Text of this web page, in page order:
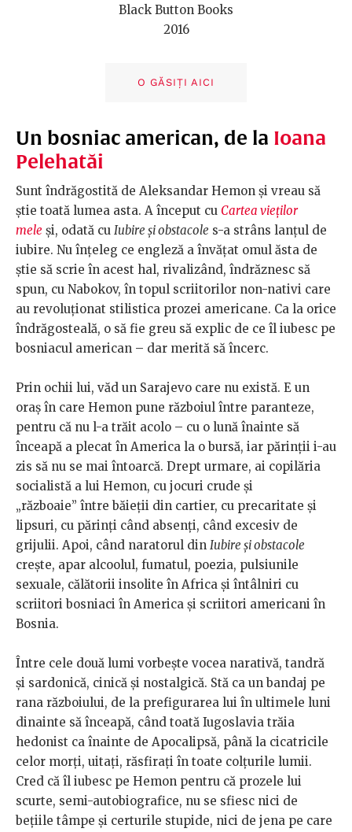
Black Button Books
2016
O GĂSIȚI AICI
Un bosniac american, de la Ioana
Pelehatăi
Sunt îndrăgostită de Aleksandar Hemon și vreau să
știe toată lumea asta. A început cu Cartea vieților
mele și, odată cu Iubire și obstacole s-a strâns lanțul de
iubire. Nu înțeleg ce engleză a învățat omul ăsta de
știe să scrie în acest hal, rivalizând, îndrăznesc să
spun, cu Nabokov, în topul scriitorilor non-nativi care
au revoluționat stilistica prozei americane. Ca la orice
îndrăgosteală, o să fie greu să explic de ce îl iubesc pe
bosniacul american – dar merită să încerc.
Prin ochii lui, văd un Sarajevo care nu există. E un
oraș în care Hemon pune războiul între paranteze,
pentru că nu l-a trăit acolo – cu o lună înainte să
înceapă a plecat în America la o bursă, iar părinții i-au
zis să nu se mai întoarcă. Drept urmare, ai copilăria
socialistă a lui Hemon, cu jocuri crude și
„războaie” între băieții din cartier, cu precaritate și
lipsuri, cu părinți când absenți, când excesiv de
grijulii. Apoi, când naratorul din Iubire și obstacole
crește, apar alcoolul, fumatul, poezia, pulsiunile
sexuale, călătorii insolite în Africa și întâlniri cu
scriitori bosniaci în America și scriitori americani în
Bosnia.
Între cele două lumi vorbește vocea narativă, tandră
și sardonică, cinică și nostalgică. Stă ca un bandaj pe
rana războiului, de la prefigurarea lui în ultimele luni
dinainte să înceapă, când toată Iugoslavia trăia
hedonist ca înainte de Apocalipsă, până la cicatricile
celor morți, uitați, răsfirați în toate colțurile lumii.
Cred că îl iubesc pe Hemon pentru că prozele lui
scurte, semi-autobiografice, nu se sfiesc nici de
bețiile tâmpe și certurile stupide, nici de jena pe care